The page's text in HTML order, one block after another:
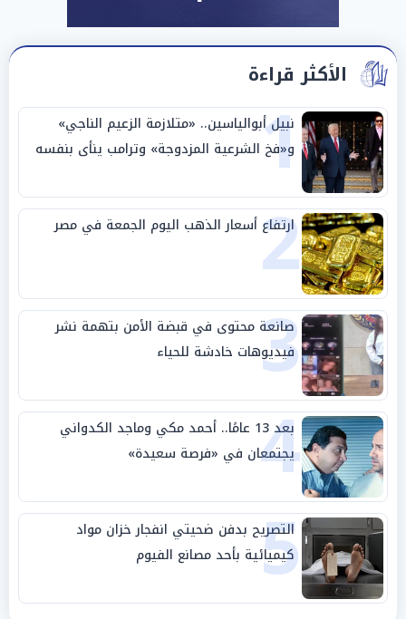
الأكثر قراءة
1
نبيل أبوالياسين.. «متلازمة الزعيم الناجي»
و«فخ الشرعية المزدوجة» وترامب ينأى بنفسه
وحليفه في «ميتم استراتيجي»
2
ارتفاع أسعار الذهب اليوم الجمعة في مصر
3
صانعة محتوى في قبضة الأمن بتهمة نشر
فيديوهات خادشة للحياء
4 بعد 13 عامًا.. أحمد مكي وماجد الكدواني
يجتمعان في «فرصة سعيدة»
5
التصريح بدفن ضحيتي انفجار خزان مواد
كيميائية بأحد مصانع الفيوم